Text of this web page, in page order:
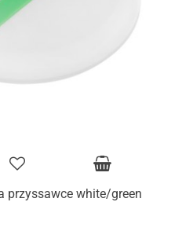
przyssawce white/green